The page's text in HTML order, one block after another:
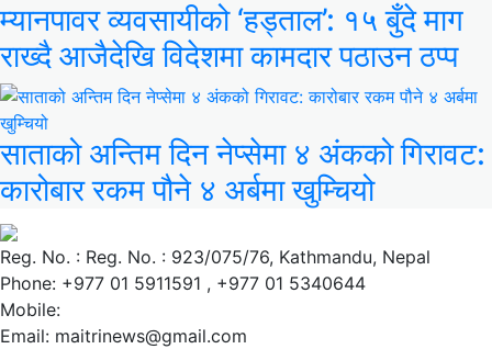
म्यानपावर व्यवसायीको ‘हड्ताल’: १५ बुँदे माग
राख्दै आजैदेखि विदेशमा कामदार पठाउन ठप्प
साताको अन्तिम दिन नेप्सेमा ४ अंकको गिरावट:
कारोबार रकम पौने ४ अर्बमा खुम्चियो
Reg. No. : Reg. No. : 923/075/76, Kathmandu, Nepal
Phone: +977 01 5911591 , +977 01 5340644
Mobile:
Email: maitrinews@gmail.com